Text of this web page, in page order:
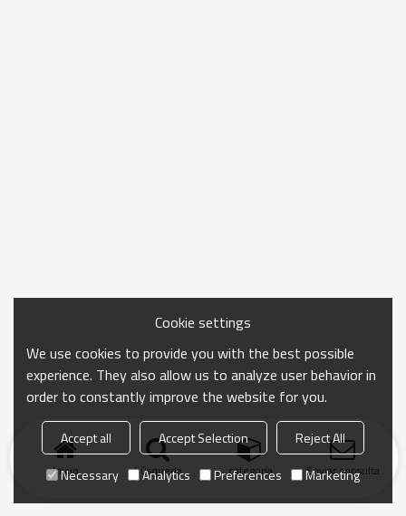
Inicio búsqueda categoría Enviar consulta
Cookie settings
We use cookies to provide you with the best possible
experience. They also allow us to analyze user behavior in
order to constantly improve the website for you.
Accept all Accept Selection
Reject All
Necessary
Analytics Preferences Marketing